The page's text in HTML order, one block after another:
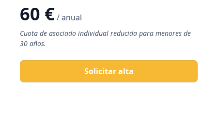
60 €/ anual
Cuota de asociado individual reducida para menores de
30 años.
Solicitar alta